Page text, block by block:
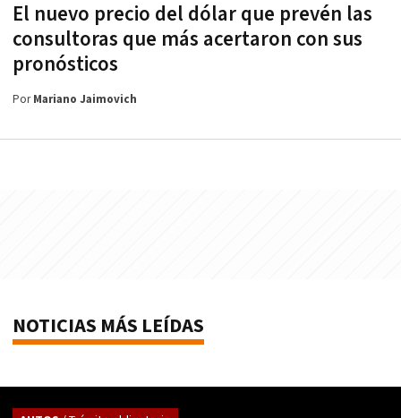
El nuevo precio del dólar que prevén las
consultoras que más acertaron con sus
pronósticos
PorMariano Jaimovich
NOTICIAS MÁS LEÍDAS